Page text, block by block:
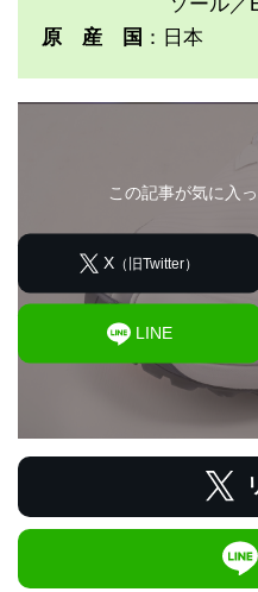
ソール／EVA
原 産 国 ：日本
この記事が気に入
X （旧Twitter）
LINE